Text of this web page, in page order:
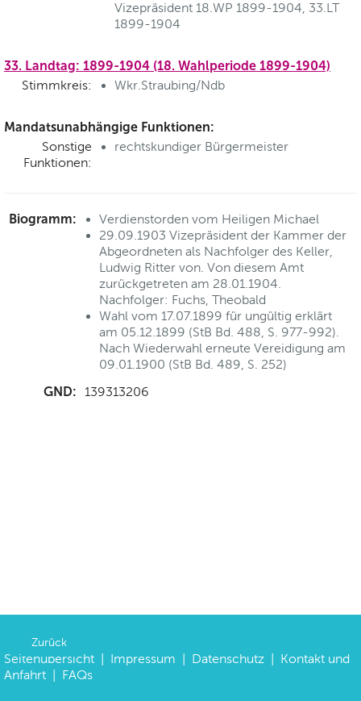
Vizepräsident 18.WP 1899-1904, 33.LT
1899-1904
33. Landtag: 1899-1904 (18. Wahlperiode 1899-1904)
Stimmkreis: Wkr.Straubing/Ndb
Mandatsunabhängige Funktionen:
Sonstige
Funktionen:
rechtskundiger Bürgermeister
Biogramm:
Verdienstorden vom Heiligen Michael
29.09.1903 Vizepräsident der Kammer der
Abgeordneten als Nachfolger des Keller,
Ludwig Ritter von. Von diesem Amt
zurückgetreten am 28.01.1904.
Nachfolger: Fuchs, Theobald
Wahl vom 17.07.1899 für ungültig erklärt
am 05.12.1899 (StB Bd. 488, S. 977-992).
Nach Wiederwahl erneute Vereidigung am
09.01.1900 (StB Bd. 489, S. 252)
GND: 139313206
Zurück
Seitenübersicht Impressum Datenschutz
Kontakt und
Anfahrt
FAQs